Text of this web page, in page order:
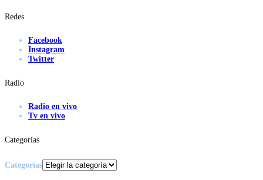
Redes
Facebook
Instagram
Twitter
Radio
Radio en vivo
Tv en vivo
Categorías
Categorías